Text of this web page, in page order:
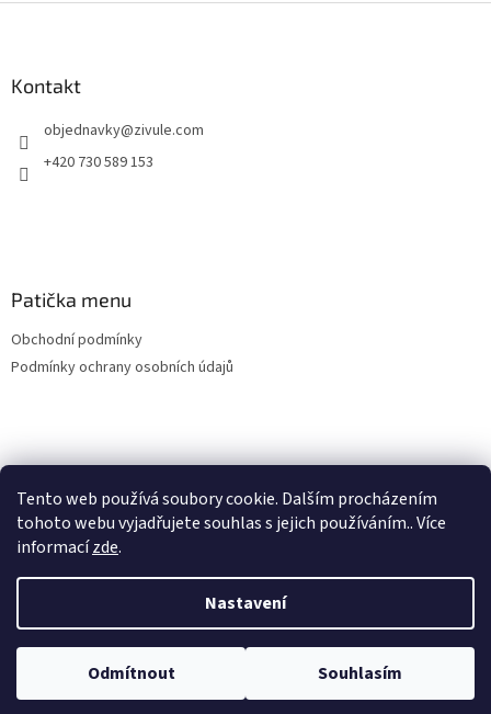
Tento web používá soubory cookie. Dalším procházením
tohoto webu vyjadřujete souhlas s jejich používáním.. Více
informacízde.
Nastavení
Odmítnout Souhlasím
Kontakt
objednavky@zivule.com
+420 730 589 153
Patička menu
Obchodní podmínky
Podmínky ochrany osobních údajů
0KS /0 KČ
Vytvořil Shoptet
Copyright 2026Živule Kombucha . Všechna práva vyhrazena.